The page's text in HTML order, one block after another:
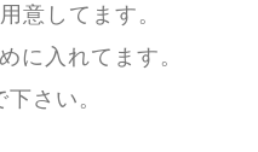
意してます。
に入れてます。
さい。